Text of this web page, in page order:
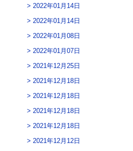
2022年01月14日
2022年01月14日
2022年01月08日
2022年01月07日
2021年12月25日
2021年12月18日
2021年12月18日
2021年12月18日
2021年12月18日
2021年12月12日